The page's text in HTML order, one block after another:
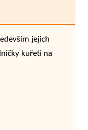
jejich
kuřeti na